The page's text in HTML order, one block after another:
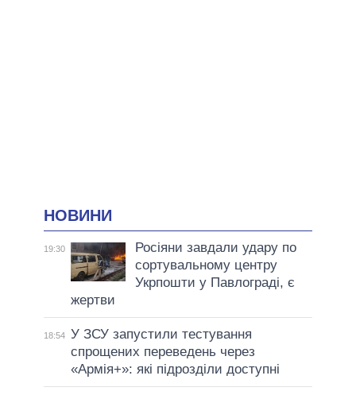
НОВИНИ
19:30
Росіяни завдали удару по
сортувальному центру
Укрпошти у Павлограді, є
жертви
18:54 У ЗСУ запустили тестування
спрощених переведень через
«Армія+»: які підрозділи доступні